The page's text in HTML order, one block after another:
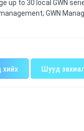
up to 30 local GWN
GWN
хийх Шууд